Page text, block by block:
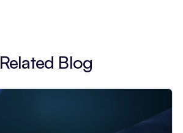
Related Blog